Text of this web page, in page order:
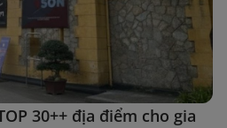
30++ địa điểm cho gia